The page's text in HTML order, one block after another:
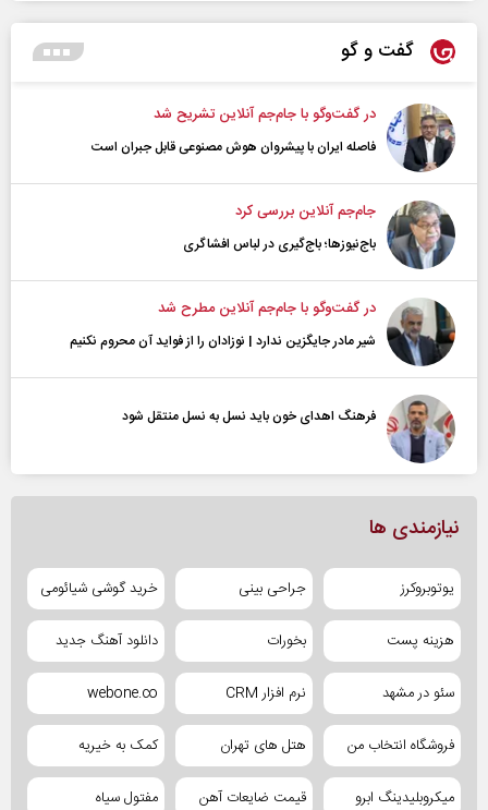
گفت و گو
در گفت‌و‌گو با جام‌جم آنلاین تشریح شد
فاصله ایران با پیشرو‌ان هوش مصنوعی قابل جبران است
جام‌جم آنلاین بررسی کرد
باج‌نیوزها؛ باج‌گیری در لباس افشاگری
در گفت‌و‌گو با جام‌جم آنلاین مطرح شد
شیر مادر جایگزین ندارد | نوزادان را از فواید آن محروم نکنیم
فرهنگ اهدای خون باید نسل به نسل منتقل شود
نیازمندی ها
یوتوبروکرز جراحی بینی خرید گوشی شیائومی
هزینه پست بخورات دانلود آهنگ جدید
سئو در مشهد نرم افزار CRM webone.co
فروشگاه انتخاب من هتل های تهران کمک به خیریه
میکروبلیدینگ ابرو قیمت ضایعات آهن مفتول سیاه